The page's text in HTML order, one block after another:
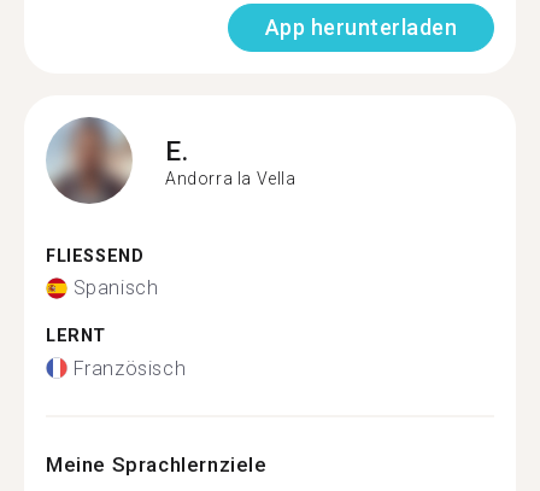
App herunterladen
E.
Andorra la Vella
FLIESSEND
Spanisch
LERNT
Französisch
Meine Sprachlernziele